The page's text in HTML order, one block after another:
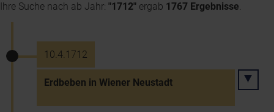
Ihre Suche nach ab Jahr: "1712" ergab 1767 Ergebnisse.
10.4.1712
Erdbeben in Wiener Neustadt